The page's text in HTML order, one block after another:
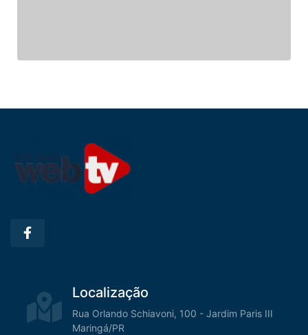
Localização
Rua Orlando Schiavoni, 100 - Jardim Paris III
Maringá/PR